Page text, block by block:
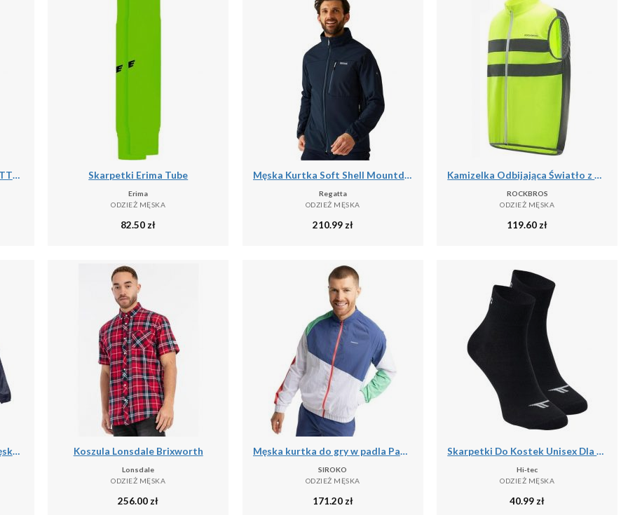
Męska kurtka softshell LANETTE M, wodoodporna, wiatroszczelna i termiczna z tech Skarpetki Erima Tube
Erima
ODZIEŻ MĘSKA
82.50 zł
Męska Kurtka Soft Shell Mountdale
Regatta
ODZIEŻ MĘSKA
210.99 zł
Kamizelka Odbijająca Światło z Poliestru Kurtka Bezpieczeństwa Nocna
ROCKBROS
ODZIEŻ MĘSKA
119.60 zł
Kurtka Przeciwdeszczowa Męska Stormbreak Koszula Lonsdale Brixworth
Lonsdale
ODZIEŻ MĘSKA
256.00 zł
Męska kurtka do gry w padla Padel Siroko Backspin Erit
SIROKO
ODZIEŻ MĘSKA
171.20 zł
Skarpetki Do Kostek Unisex Dla Dorosłych Chire
Hi-tec
ODZIEŻ MĘSKA
40.99 zł